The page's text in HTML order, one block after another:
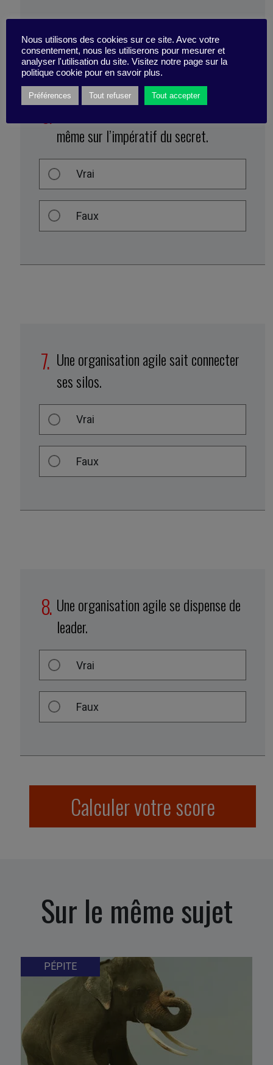
même sur l’impératif du secret.
Vrai
Faux
Une organisation agile sait connecter
ses silos.
Vrai
Faux
Une organisation agile se dispense de
leader.
Vrai
Faux
Calculer votre score
Sur le même sujet
PÉPITE
Nous utilisons des cookies sur ce site. Avec votre
consentement, nous les utiliserons pour mesurer et
analyser l'utilisation du site. Visitez notre page sur la
politique cookie pour en savoir plus.
Préférences Tout refuser Tout accepter